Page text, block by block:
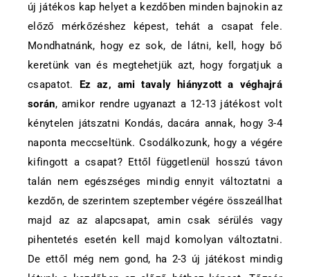
új játékos kap helyet a kezdőben minden bajnokin az
előző mérkőzéshez képest, tehát a csapat fele.
Mondhatnánk, hogy ez sok, de látni, kell, hogy bő
keretünk van és megtehetjük azt, hogy forgatjuk a
csapatot. Ez az, ami tavaly hiányzott a véghajrá
során, amikor rendre ugyanazt a 12-13 játékost volt
kénytelen játszatni Kondás, dacára annak, hogy 3-4
naponta meccseltünk. Csodálkozunk, hogy a végére
kifingott a csapat? Ettől függetlenül hosszú távon
talán nem egészséges mindig ennyit változtatni a
kezdőn, de szerintem szeptember végére összeállhat
majd az az alapcsapat, amin csak sérülés vagy
pihentetés esetén kell majd komolyan változtatni.
De ettől még nem gond, ha 2-3 új játékost mindig